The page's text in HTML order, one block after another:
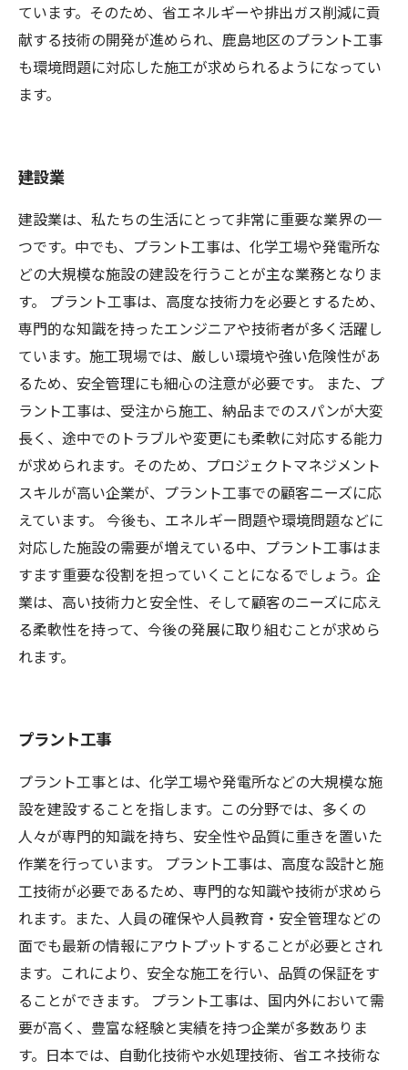
ています。そのため、省エネルギーや排出ガス削減に貢
献する技術の開発が進められ、鹿島地区のプラント工事
も環境問題に対応した施工が求められるようになってい
ます。
建設業
建設業は、私たちの生活にとって非常に重要な業界の一
つです。中でも、プラント工事は、化学工場や発電所な
どの大規模な施設の建設を行うことが主な業務となりま
す。 プラント工事は、高度な技術力を必要とするため、
専門的な知識を持ったエンジニアや技術者が多く活躍し
ています。施工現場では、厳しい環境や強い危険性があ
るため、安全管理にも細心の注意が必要です。 また、プ
ラント工事は、受注から施工、納品までのスパンが大変
長く、途中でのトラブルや変更にも柔軟に対応する能力
が求められます。そのため、プロジェクトマネジメント
スキルが高い企業が、プラント工事での顧客ニーズに応
えています。 今後も、エネルギー問題や環境問題などに
対応した施設の需要が増えている中、プラント工事はま
すます重要な役割を担っていくことになるでしょう。企
業は、高い技術力と安全性、そして顧客のニーズに応え
る柔軟性を持って、今後の発展に取り組むことが求めら
れます。
プラント工事
プラント工事とは、化学工場や発電所などの大規模な施
設を建設することを指します。この分野では、多くの
人々が専門的知識を持ち、安全性や品質に重きを置いた
作業を行っています。 プラント工事は、高度な設計と施
工技術が必要であるため、専門的な知識や技術が求めら
れます。また、人員の確保や人員教育・安全管理などの
面でも最新の情報にアウトプットすることが必要とされ
ます。これにより、安全な施工を行い、品質の保証をす
ることができます。 プラント工事は、国内外において需
要が高く、豊富な経験と実績を持つ企業が多数ありま
す。日本では、自動化技術や水処理技術、省エネ技術な